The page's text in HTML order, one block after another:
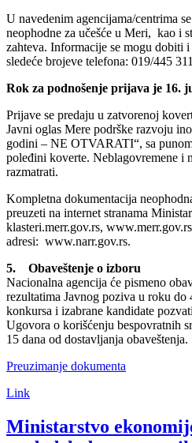
U navedenim agencijama/centrima
neophodne za učešće u Meri, kao i
zahteva. Informacije se mogu dobiti
sledeće brojeve telefona: 019/445
Rok za podnošenje prijava je 16.
Prijave se predaju u zatvorenoj
Javni oglas Mere podrške razvoju
godini – NE OTVARATI“, sa
poleđini koverte. Neblagovremene i
razmatrati.
Kompletna dokumentacija
preuzeti na internet stranama
klasteri.merr.gov.rs,
adresi: www.narr.gov.rs.
5. Obaveštenje o izboru
Nacionalna agencija će pismeno
rezultatima Javnog poziva u roku do
konkursa i izabrane kandidate
Ugovora o korišćenju bespovratnih
15 dana od dostavljanja obaveštenja.
Preuzimanje dokumenta
Link
Ministarstvo